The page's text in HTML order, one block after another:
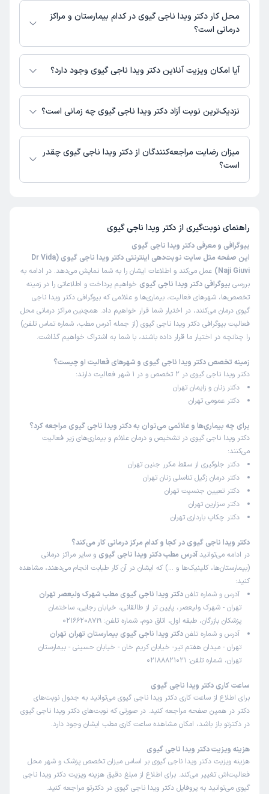
تهران - میدان هفتم تیر- خیابان کریم خان - خیابان حسینی - بیمارستان
بیمارستان تهران : 02188821021
محل کار دکتر ویدا ناجی گیوی در کدام بیمارستان و مراکز
درمانی است؟
اطلاعاتی درباره محل فعالیت دکتر ویدا ناجی گیوی در مراکز درمانی در دسترس
نیست.
آیا امکان ویزیت آنلاین دکتر ویدا ناجی گیوی وجود دارد؟
در حال حاضر اطلاعاتی درباره ارائه ویزیت آنلاین توسط دکتر ویدا ناجی گیوی در
دسترس نیست. برای دریافت اطلاعات دقیق‌تر، لطفاً با مطب تماس بگیرید.
نزدیک‌ترین نوبت آزاد دکتر ویدا ناجی گیوی چه زمانی است؟
زمان نوبت‌دهی و پذیرش بیماران با هماهنگی مطب مشخص می‌شود.
میزان رضایت مراجعه‌کنندگان از دکتر ویدا ناجی گیوی چقدر
است؟
راهنمای نوبت‌گیری از دکتر ویدا ناجی گیوی
بیوگرافی و معرفی دکتر ویدا ناجی گیوی
این صفحه مثل سایت نوبت‌دهی اینترنتی دکتر ویدا ناجی گیوی (Dr Vida
Naji Giuvi)
عمل می‌کند و اطلاعات ایشان را به شما نمایش می‌دهد. در ادامه به
بررسی بیوگرافی دکتر ویدا ناجی گیوی خواهیم پرداخت و اطلاعاتی را در زمینه
تخصص‌ها، شهرهای فعالیت، بیماری‌ها و علائمی که بیوگرافی دکتر ویدا ناجی
گیوی درمان می‌کنند، در اختیار شما قرار خواهیم داد. همچنین مراکز درمانی محل
فعالیت بیوگرافی دکتر ویدا ناجی گیوی (از جمله آدرس مطب، شماره تماس تلفن)
را چنانچه در اختیار ما قرار داده باشند، با شما به اشتراک خواهیم گذاشت.
زمینه تخصص دکتر ویدا ناجی گیوی و شهرهای فعالیت او چیست؟
دکتر ویدا ناجی گیوی در 2 تخصص و در 1 شهر فعالیت دارند:
دکتر زنان و زایمان تهران
دکتر عمومی تهران
برای چه بیماری‌ها و علائمی می‌توان به دکتر ویدا ناجی گیوی مراجعه کرد؟
دکتر ویدا ناجی گیوی در تشخیص و درمان علائم و بیماری‌های زیر فعالیت
می‌کنند:
دکتر جلوگیری از سقط مکرر جنین تهران
دکتر درمان زگیل تناسلی زنان تهران
دکتر تعیین جنسیت تهران
دکتر سزارین تهران
دکتر چکاپ بارداری تهران
دکتر ویدا ناجی گیوی در کجا و کدام مرکز درمانی کار می‌کند؟
در ادامه می‌توانید آدرس مطب دکتر ویدا ناجی گیوی و سایر مراکز درمانی
(بیمارستان‌ها، کلینیک‌ها و …) که ایشان در آن کار طبابت انجام می‌دهند، مشاهده
کنید:
آدرس و شماره تلفندکتر ویدا ناجی گیوی مطب شهرک ولیعصر تهران
تهران - شهرک ولیعصر، پایین تر از طالقانی، خیابان رجایی، ساختمان
پزشکان بازرگان، طبقه اول، اتاق دوم، شماره تلفن: 02166208719
آدرس و شماره تلفندکتر ویدا ناجی گیوی بیمارستان تهران تهران
تهران - میدان هفتم تیر- خیابان کریم خان - خیابان حسینی - بیمارستان
تهران، شماره تلفن: 02188821021
ساعت کاری دکتر ویدا ناجی گیوی
برای اطلاع از ساعت کاری دکتر ویدا ناجی گیوی می‌توانید به جدول نوبت‌های
دکتر در همین صفحه مراجعه کنید. در صورتی که نوبت‌های دکتر ویدا ناجی گیوی
در دکترتو باز باشد، امکان مشاهده ساعت کاری مطب ایشان وجود دارد.
هزینه ویزیت دکتر ویدا ناجی گیوی
هزینه ویزیت دکتر ویدا ناجی گیوی بر اساس میزان تخصص پزشک و شهر محل
فعالیت‌اش تغییر می‌کند. برای اطلاع از مبلغ دقیق هزینه ویزیت دکتر ویدا ناجی
گیوی می‌توانید به پروفایل دکتر ویدا ناجی گیوی در دکترتو مراجعه کنید.